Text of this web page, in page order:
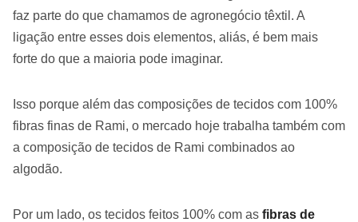
faz parte do que chamamos de agronegócio têxtil. A
ligação entre esses dois elementos, aliás, é bem mais
forte do que a maioria pode imaginar.
Isso porque além das composições de tecidos com 100%
fibras finas de Rami, o mercado hoje trabalha também com
a composição de tecidos de Rami combinados ao
algodão.
Por um lado, os tecidos feitos 100% com as fibras de